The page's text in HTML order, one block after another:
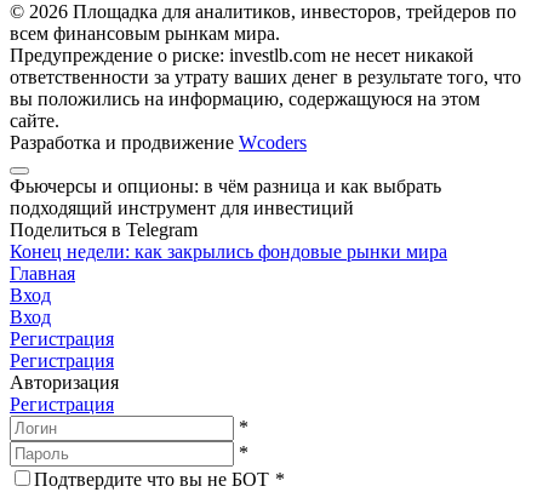
© 2026 Площадка для аналитиков, инвесторов, трейдеров по
всем финансовым рынкам мира.
Предупреждение о риске: investlb.com не несет никакой
ответственности за утрату ваших денег в результате того, что
вы положились на информацию, содержащуюся на этом
сайте.
Разработка и продвижение Wcoders
Фьючерсы и опционы: в чём разница и как выбрать
подходящий инструмент для инвестиций
Поделиться в Telegram
Конец недели: как закрылись фондовые рынки мира
Главная
Вход
Вход
Регистрация
Регистрация
Авторизация
Регистрация
*
*
Подтвердите что вы не БОТ *